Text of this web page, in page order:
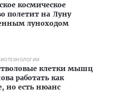
космическое
полетит на Луну
луноходом
клетки мышц
работать как
но есть нюанс